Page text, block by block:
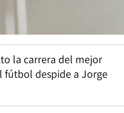
la carrera del mejor
fútbol despide a Jorge